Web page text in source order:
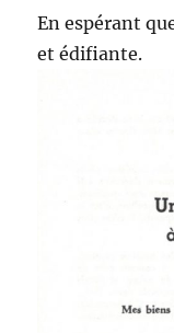
En espérant
et édifiante.